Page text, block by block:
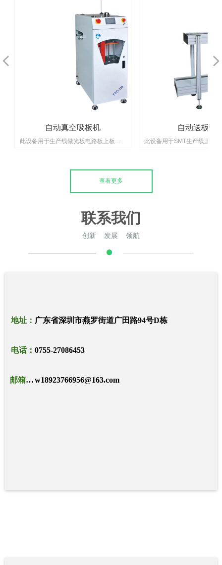
自动真空吸板机
此设备用于生产线做光板电路板上板动
自动送板机
此设备用于SMT生产线上电
넳 넲
创新 发展 领航
联系我们
查看更多
地址： 广东省深圳市燕罗街道广田路94号D栋
电话： 0755-27086453
邮箱：w18923766956@163.comw18923766956@163.com